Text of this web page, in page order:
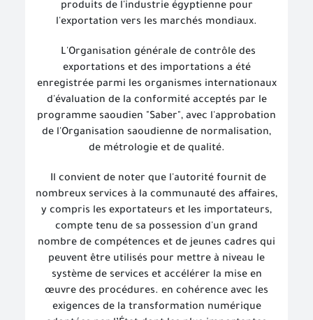
produits de l'industrie égyptienne pour
l'exportation vers les marchés mondiaux.
L'Organisation générale de contrôle des
exportations et des importations a été
enregistrée parmi les organismes internationaux
d'évaluation de la conformité acceptés par le
programme saoudien "Saber", avec l'approbation
de l'Organisation saoudienne de normalisation,
de métrologie et de qualité.
Il convient de noter que l'autorité fournit de
nombreux services à la communauté des affaires,
y compris les exportateurs et les importateurs,
compte tenu de sa possession d'un grand
nombre de compétences et de jeunes cadres qui
peuvent être utilisés pour mettre à niveau le
système de services et accélérer la mise en
œuvre des procédures. en cohérence avec les
exigences de la transformation numérique